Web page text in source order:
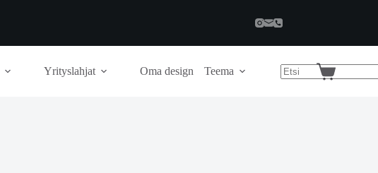
Yrityslahjat Oma design Teema
Shopping